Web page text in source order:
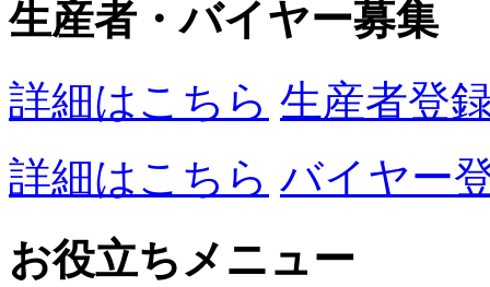
生産者・バイヤー募集
詳細はこちら 生産者登
詳細はこちら バイヤー
お役立ちメニュー